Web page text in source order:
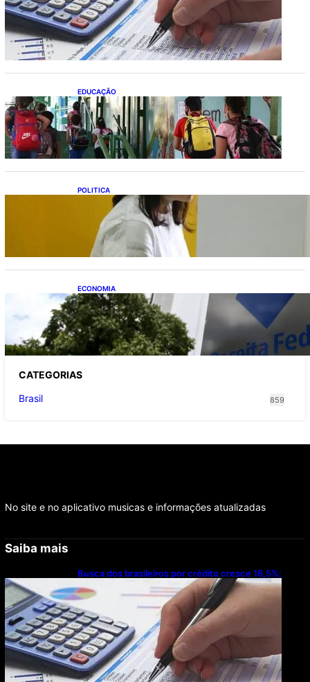
Busca dos brasileiros por crédito cresce
16,5%; Mato Grosso lidera ranking entre
estados
EDUCAÇÃO
Ensino fundamental melhora nas redes
municipais
POLITICA
Justiça Eleitoral prevê orçamento de R$ 13,9
bilhões para 2027; proposta segue para
PLOA
ECONOMIA
Receita Federal: novo cronograma da
reforma tributária amplia prazo para o
Simples Nacional
CATEGORIAS
Brasil
859
No site e no aplicativo musicas e informações atualizadas
Saiba mais
Busca dos brasileiros por crédito cresce 16,5%;
Mato Grosso lidera ranking entre estados